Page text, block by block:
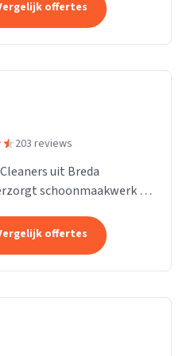
offertes
203 reviews
uit Breda
schoonmaakwerk bij
schoonmakers. Wij
offertes